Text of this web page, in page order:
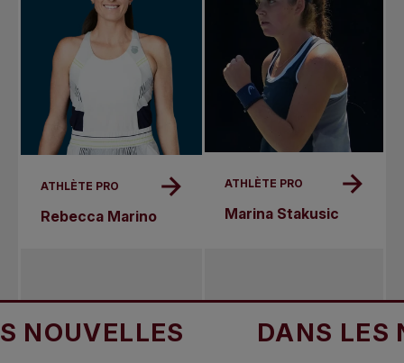
ATHLÈTE PRO
Rebecca Marino
ATHLÈTE PRO
Marina Stakusic
DANS LES